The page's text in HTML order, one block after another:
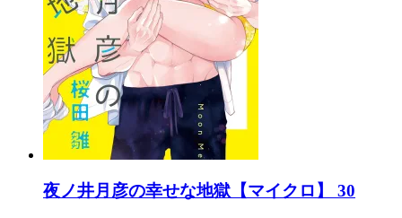
夜ノ井月彦の幸せな地獄【マイクロ】 30